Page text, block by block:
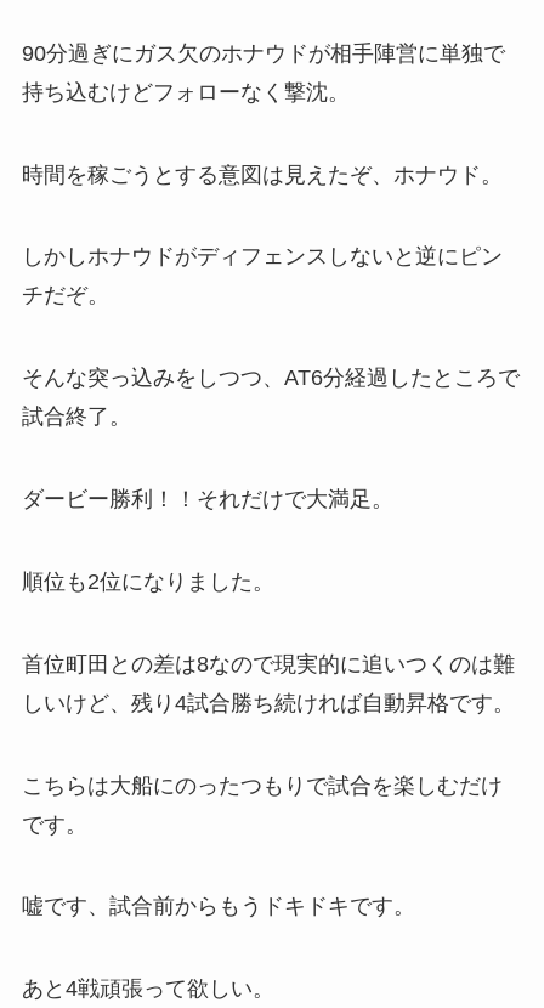
90分過ぎにガス欠のホナウドが相手陣営に単独で
持ち込むけどフォローなく撃沈。
時間を稼ごうとする意図は見えたぞ、ホナウド。
しかしホナウドがディフェンスしないと逆にピン
チだぞ。
そんな突っ込みをしつつ、AT6分経過したところで
試合終了。
ダービー勝利！！それだけで大満足。
順位も2位になりました。
首位町田との差は8なので現実的に追いつくのは難
しいけど、残り4試合勝ち続ければ自動昇格です。
こちらは大船にのったつもりで試合を楽しむだけ
です。
嘘です、試合前からもうドキドキです。
あと4戦頑張って欲しい。